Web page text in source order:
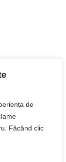
de
Făcând clic